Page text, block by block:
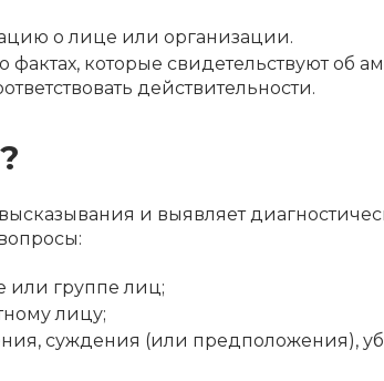
о лице или организации.
которые свидетельствуют об
действительности.
и выявляет
или группе лиц;
лицу;
суждения (или предположения),